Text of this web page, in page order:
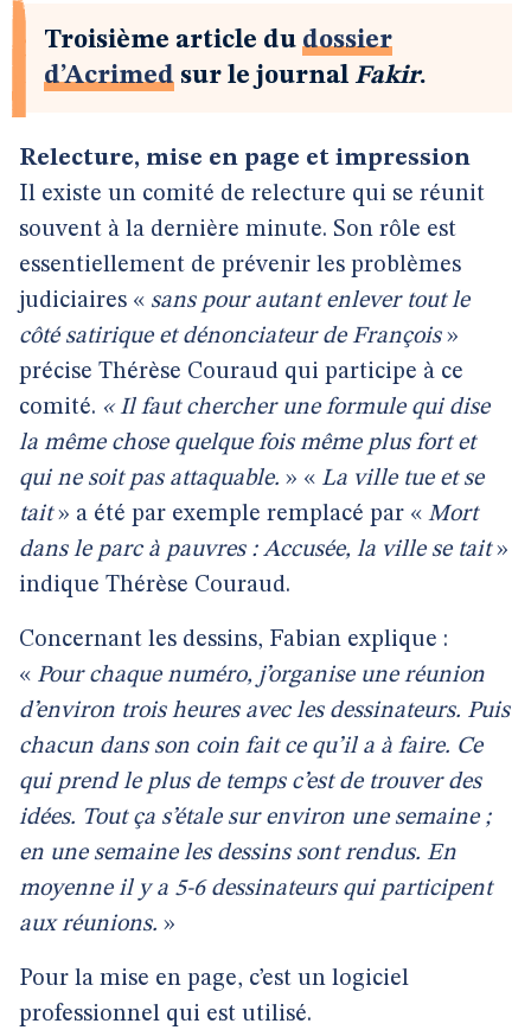
Troisième article du dossier
d’Acrimed sur le journalFakir.
Relecture, mise en page et impression
Il existe un comité de relecture qui se réunit
souvent à la dernière minute. Son rôle est
essentiellement de prévenir les problèmes
judiciaires « sans pour autant enlever tout le
côté satirique et dénonciateur de François»
précise Thérèse Couraud qui participe à ce
comité. « Il faut chercher une formule qui dise
la même chose quelque fois même plus fort et
qui ne soit pas attaquable. » « La ville tue et se
tait» a été par exemple remplacé par « Mort
dans le parc à pauvres : Accusée, la ville se tait»
indique Thérèse Couraud.
Concernant les dessins, Fabian explique :
« Pour chaque numéro, j’organise une réunion
d’environ trois heures avec les dessinateurs. Puis
chacun dans son coin fait ce qu’il a à faire. Ce
qui prend le plus de temps c’est de trouver des
idées. Tout ça s’étale sur environ une semaine ;
en une semaine les dessins sont rendus. En
moyenne il y a 5-6 dessinateurs qui participent
aux réunions. »
Pour la mise en page, c’est un logiciel
professionnel qui est utilisé.